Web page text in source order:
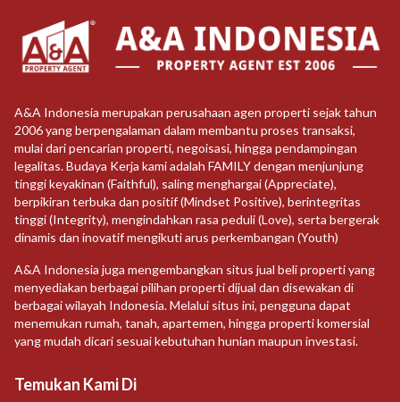
A&A Indonesia merupakan perusahaan agen properti sejak tahun
2006 yang berpengalaman dalam membantu proses transaksi,
mulai dari pencarian properti, negoisasi, hingga pendampingan
legalitas. Budaya Kerja kami adalah FAMILY dengan menjunjung
tinggi keyakinan (Faithful), saling menghargai (Appreciate),
berpikiran terbuka dan positif (Mindset Positive), berintegritas
tinggi (Integrity), mengindahkan rasa peduli (Love), serta bergerak
dinamis dan inovatif mengikuti arus perkembangan (Youth)
A&A Indonesia juga mengembangkan situs jual beli properti yang
menyediakan berbagai pilihan properti dijual dan disewakan di
berbagai wilayah Indonesia. Melalui situs ini, pengguna dapat
menemukan rumah, tanah, apartemen, hingga properti komersial
yang mudah dicari sesuai kebutuhan hunian maupun investasi.
Temukan Kami Di